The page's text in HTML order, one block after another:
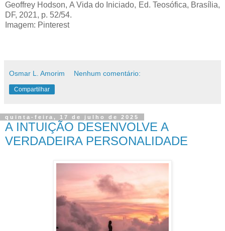
Geoffrey Hodson, A Vida do Iniciado, Ed. Teosófica, Brasília,
DF, 2021, p. 52/54.
Imagem: Pinterest
Osmar L. Amorim Nenhum comentário:
Compartilhar
quinta-feira, 17 de julho de 2025
A INTUIÇÃO DESENVOLVE A
VERDADEIRA PERSONALIDADE